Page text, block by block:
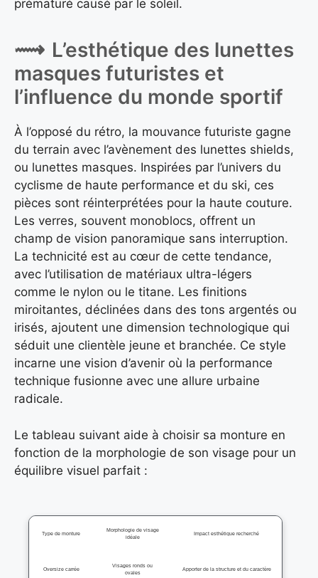
prématuré causé par le soleil.
L’esthétique des lunettes
masques futuristes et
l’influence du monde sportif
À l’opposé du rétro, la mouvance futuriste gagne
du terrain avec l’avènement des lunettes shields,
ou lunettes masques. Inspirées par l’univers du
cyclisme de haute performance et du ski, ces
pièces sont réinterprétées pour la haute couture.
Les verres, souvent monoblocs, offrent un
champ de vision panoramique sans interruption.
La technicité est au cœur de cette tendance,
avec l’utilisation de matériaux ultra-légers
comme le nylon ou le titane. Les finitions
miroitantes, déclinées dans des tons argentés ou
irisés, ajoutent une dimension technologique qui
séduit une clientèle jeune et branchée. Ce style
incarne une vision d’avenir où la performance
technique fusionne avec une allure urbaine
radicale.
Le tableau suivant aide à choisir sa monture en
fonction de la morphologie de son visage pour un
équilibre visuel parfait :
Type de monture
Morphologie de visage
idéale
Impact esthétique recherché
Oversize carrée
Visages ronds ou
ovales
Apporter de la structure et du caractère